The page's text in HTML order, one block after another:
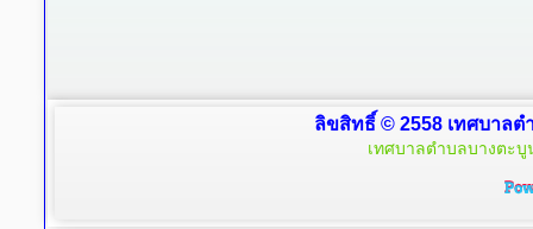
ลิขสิทธิ์ © 2558 เทศบาลต
เทศบาลตำบลบางตะบู